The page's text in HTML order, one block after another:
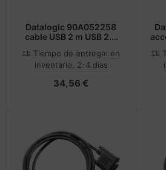
Datalogic 90A052258
cable USB 2 m USB 2.0
Tiempo de entrega: en
inventario, 2-4 dias
34,56 €